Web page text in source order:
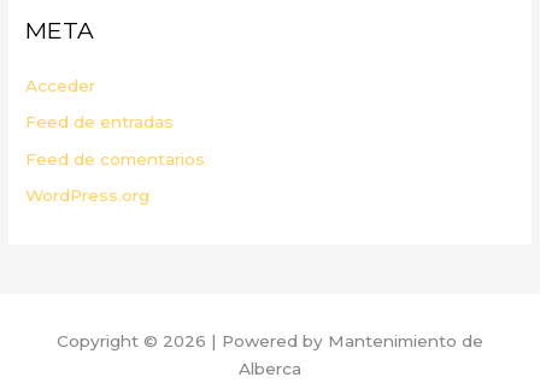
META
Acceder
Feed de entradas
Feed de comentarios
WordPress.org
Copyright © 2026 | Powered by Mantenimiento de
Alberca